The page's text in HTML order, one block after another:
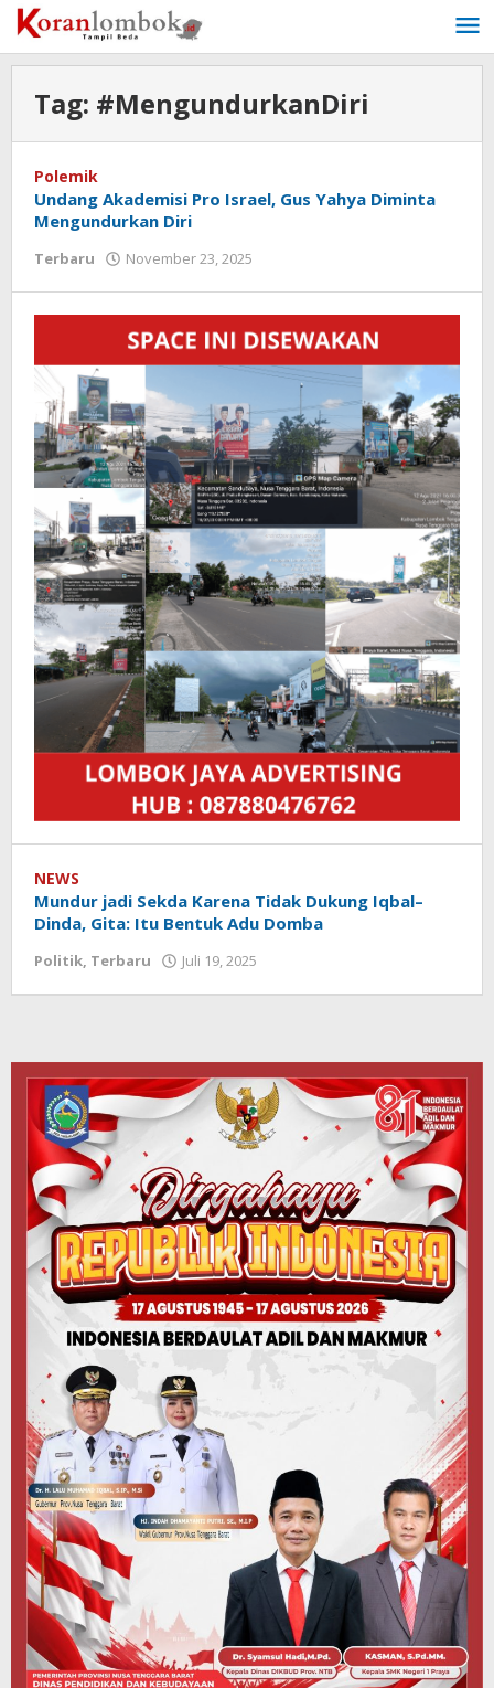
Lewati
ke
konten
Tag: #MengundurkanDiri
Polemik
Undang Akademisi Pro Israel, Gus Yahya Diminta
Mengundurkan Diri
Terbaru November 23, 2025
NEWS
Mundur jadi Sekda Karena Tidak Dukung Iqbal–
Dinda, Gita: Itu Bentuk Adu Domba
Politik, Terbaru Juli 19, 2025